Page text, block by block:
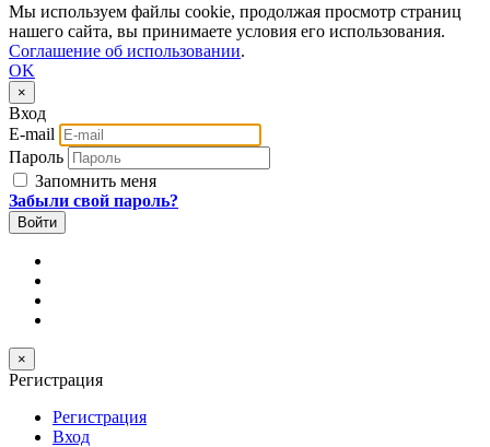
Мы используем файлы cookie, продолжая просмотр страниц
нашего сайта, вы принимаете условия его использования.
Соглашение об использовании.
OK
×
Вход
E-mail
Пароль
Запомнить меня
Забыли свой пароль?
×
Регистрация
Регистрация
Вход